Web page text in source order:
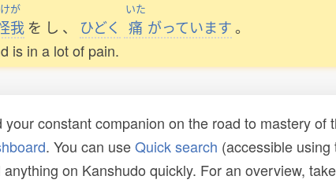
けが
我 を し 、 ひどく
いた
痛 がっています。
is in a lot of pain.
constant companion on the road to mastery
. You can useQuick search (accessible using
on Kanshudo quickly. For an overview,